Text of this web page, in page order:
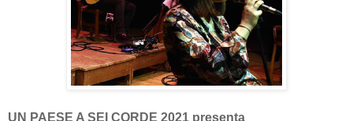
UN PAESE A SEI CORDE 2021 presenta